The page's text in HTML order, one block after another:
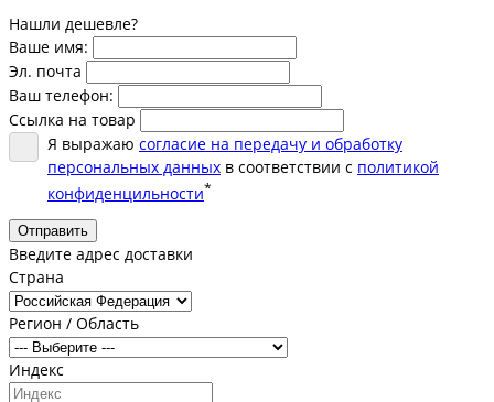
Нашли дешевле?
Ваше имя:
Эл. почта
Ваш телефон:
Ссылка на товар
Я выражаю согласие на передачу и обработку
персональных данных в соответствии с политикой
конфиденцильности*
Отправить
Введите адрес доставки
Страна
Регион / Область
Индекс